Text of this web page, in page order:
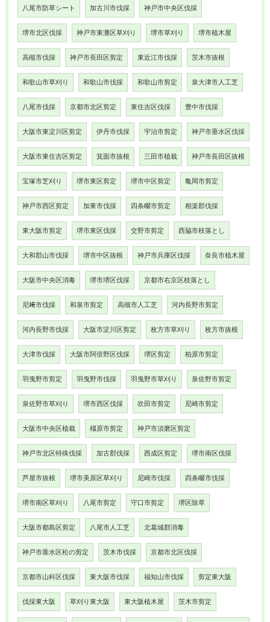
八尾市防草シート 加古川市伐採 神戸市中央区伐採
堺市北区伐採 神戸市東灘区草刈り 堺市草刈り 堺市植木屋
高槻市伐採 神戸市長田区剪定 東近江市伐採 茨木市抜根
和歌山市草刈り 和歌山市伐採 和歌山市剪定 泉大津市人工芝
八尾市伐採 京都市北区剪定 東住吉区伐採 豊中市伐採
大阪市東淀川区剪定 伊丹市伐採 宇治市剪定 神戸市垂水区伐採
大阪市東住吉区剪定 箕面市抜根 三田市植栽 神戸市長田区抜根
宝塚市芝刈り 堺市東区剪定 堺市中区剪定 亀岡市剪定
神戸市西区剪定 加東市伐採 四条畷市剪定 相楽郡伐採
東大阪市剪定 堺市東区伐採 交野市剪定 西脇市枝落とし
大和郡山市伐採 堺市中区抜根 神戸市兵庫区伐採 奈良市植木屋
大阪市中央区消毒 堺市堺区伐採 京都市右京区枝落とし
尼﨑市伐採 和泉市剪定 高槻市人工芝 河内長野市剪定
河内長野市伐採 大阪市淀川区剪定 枚方市草刈り 枚方市抜根
大津市伐採 大阪市阿倍野区伐採 堺区剪定 柏原市剪定
羽曳野市剪定 羽曳野市伐採 羽曳野市草刈り 泉佐野市剪定
泉佐野市草刈り 堺市西区伐採 吹田市剪定 尼崎市剪定
大阪市中央区植栽 橿原市剪定 神戸市須磨区剪定
神戸市北区特殊伐採 加古郡伐採 西成区剪定 堺市南区伐採
芦屋市抜根 堺市美原区草刈り 尼崎市伐採 四条畷市伐採
堺市南区草刈り 八尾市剪定 守口市剪定 堺区除草
大阪市都島区剪定 八尾市人工芝 北葛城郡消毒
神戸市垂水区松の剪定 茨木市伐採 京都市北区伐採
京都市山科区伐採 東大阪市伐採 福知山市伐採 剪定東大阪
伐採東大阪 草刈り東大阪 東大阪植木屋 茨木市剪定